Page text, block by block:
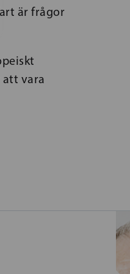
är frågor
vara